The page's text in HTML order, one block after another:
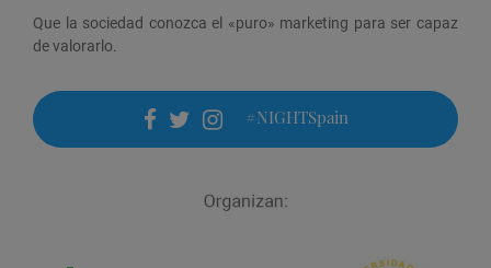
Que la sociedad conozca el «puro» marketing para ser capaz
de valorarlo.
facebook
twitter
instagram
#NIGHTSpain